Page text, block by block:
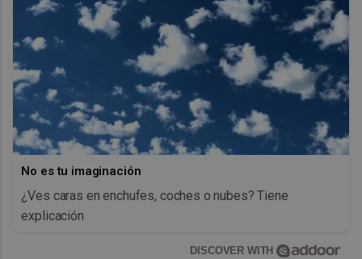
No es tu imaginación
¿Ves caras en enchufes, coches o nubes? Tiene
explicación
DISCOVER WITH